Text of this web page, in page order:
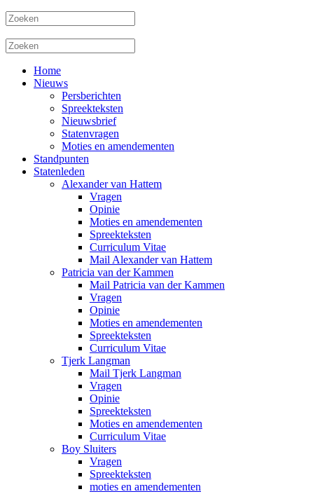
Home
Nieuws
Persberichten
Spreekteksten
Nieuwsbrief
Statenvragen
Moties en amendementen
Standpunten
Statenleden
Alexander van Hattem
Vragen
Opinie
Moties en amendementen
Spreekteksten
Curriculum Vitae
Mail Alexander van Hattem
Patricia van der Kammen
Mail Patricia van der Kammen
Vragen
Opinie
Moties en amendementen
Spreekteksten
Curriculum Vitae
Tjerk Langman
Mail Tjerk Langman
Vragen
Opinie
Spreekteksten
Moties en amendementen
Curriculum Vitae
Boy Sluiters
Vragen
Spreekteksten
moties en amendementen